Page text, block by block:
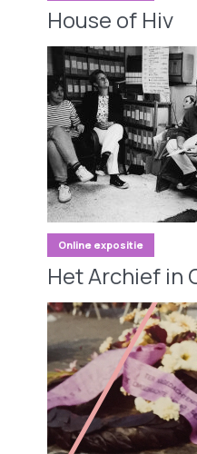
House of Hiv
Online expositie
Het Archief in